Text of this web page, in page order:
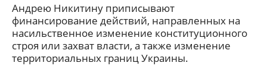
Андрею Никитину приписывают
финансирование действий, направленных на
насильственное изменение конституционного
строя или захват власти, а также изменение
территориальных границ Украины.